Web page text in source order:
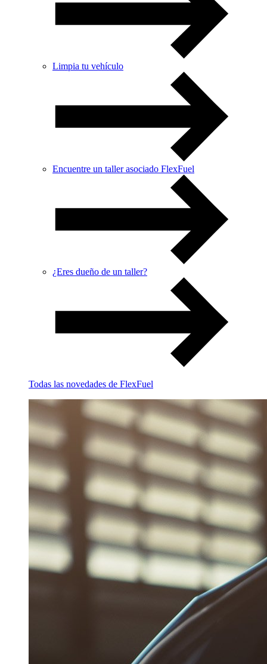
Limpia tu vehículo
Encuentre un taller asociado FlexFuel
¿Eres dueño de un taller?
Todas las novedades de FlexFuel